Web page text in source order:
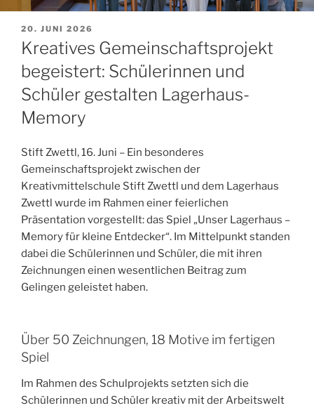
VERÖFFENTLICHT
AM
20. JUNI 2026
Kreatives Gemeinschaftsprojekt
begeistert: Schülerinnen und
Schüler gestalten Lagerhaus-
Memory
Stift Zwettl, 16. Juni – Ein besonderes
Gemeinschaftsprojekt zwischen der
Kreativmittelschule Stift Zwettl und dem Lagerhaus
Zwettl wurde im Rahmen einer feierlichen
Präsentation vorgestellt: das Spiel „Unser Lagerhaus –
Memory für kleine Entdecker“. Im Mittelpunkt standen
dabei die Schülerinnen und Schüler, die mit ihren
Zeichnungen einen wesentlichen Beitrag zum
Gelingen geleistet haben.
Über 50 Zeichnungen, 18 Motive im fertigen
Spiel
Im Rahmen des Schulprojekts setzten sich die
Schülerinnen und Schüler kreativ mit der Arbeitswelt